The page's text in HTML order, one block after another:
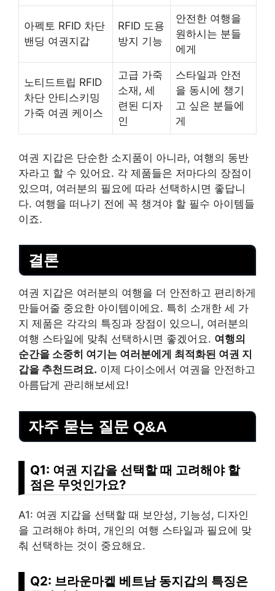
아펙토 RFID 차단
밴딩 여권지갑
RFID 도용
방지 기능
안전한 여행을
원하시는 분들
에게
노티드트립 RFID
차단 안티스키밍
가죽 여권 케이스
고급 가죽
소재, 세
련된 디자
인
스타일과 안전
을 동시에 챙기
고 싶은 분들에
게
여권 지갑은 단순한 소지품이 아니라, 여행의 동반
자라고 할 수 있어요. 각 제품들은 저마다의 장점이
있으며, 여러분의 필요에 따라 선택하시면 좋답니
다. 여행을 떠나기 전에 꼭 챙겨야 할 필수 아이템들
이죠.
결론
여권 지갑은 여러분의 여행을 더 안전하고 편리하게
만들어줄 중요한 아이템이에요. 특히 소개한 세 가
지 제품은 각각의 특징과 장점이 있으니, 여러분의
여행 스타일에 맞춰 선택하시면 좋겠어요. 여행의
순간을 소중히 여기는 여러분에게 최적화된 여권 지
갑을 추천드려요. 이제 다이소에서 여권을 안전하고
아름답게 관리해보세요!
자주 묻는 질문 Q&A
Q1: 여권 지갑을 선택할 때 고려해야 할
점은 무엇인가요?
A1: 여권 지갑을 선택할 때 보안성, 기능성, 디자인
을 고려해야 하며, 개인의 여행 스타일과 필요에 맞
춰 선택하는 것이 중요해요.
Q2: 브라운마켙 베트남 동지갑의 특징은